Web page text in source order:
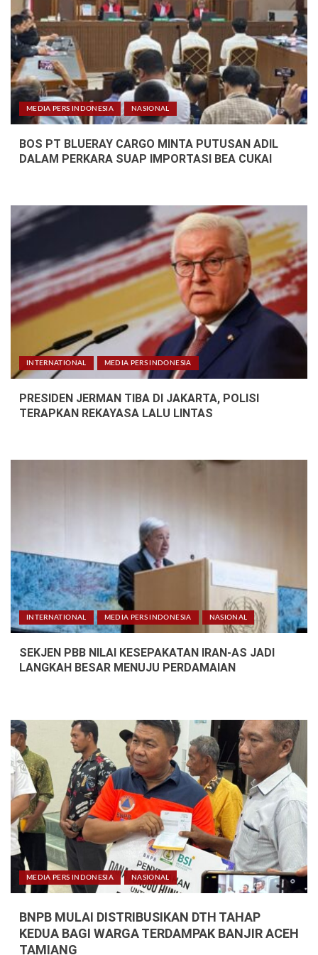
GRATIFIKASI LAIN YANG MENYERET SILMY
KARIM
5
MEDIA PERS INDONESIA NASIONAL
BOS PT BLUERAY CARGO MINTA PUTUSAN ADIL
DALAM PERKARA SUAP IMPORTASI BEA CUKAI
INTERNATIONAL MEDIA PERS INDONESIA
PRESIDEN JERMAN TIBA DI JAKARTA, POLISI
TERAPKAN REKAYASA LALU LINTAS
INTERNATIONAL MEDIA PERS INDONESIA NASIONAL
SEKJEN PBB NILAI KESEPAKATAN IRAN-AS JADI
LANGKAH BESAR MENUJU PERDAMAIAN
MEDIA PERS INDONESIA NASIONAL
BNPB MULAI DISTRIBUSIKAN DTH TAHAP
KEDUA BAGI WARGA TERDAMPAK BANJIR ACEH
TAMIANG